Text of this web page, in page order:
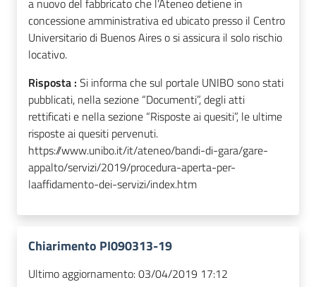
a nuovo del fabbricato che l’Ateneo detiene in
concessione amministrativa ed ubicato presso il Centro
Universitario di Buenos Aires o si assicura il solo rischio
locativo.
Risposta : Si informa che sul portale UNIBO sono stati
pubblicati, nella sezione “Documenti”, degli atti
rettificati e nella sezione “Risposte ai quesiti”, le ultime
risposte ai quesiti pervenuti.
https://www.unibo.it/it/ateneo/bandi-di-gara/gare-
appalto/servizi/2019/procedura-aperta-per-
laaffidamento-dei-servizi/index.htm
Chiarimento PI090313-19
Ultimo aggiornamento:03/04/2019 17:12